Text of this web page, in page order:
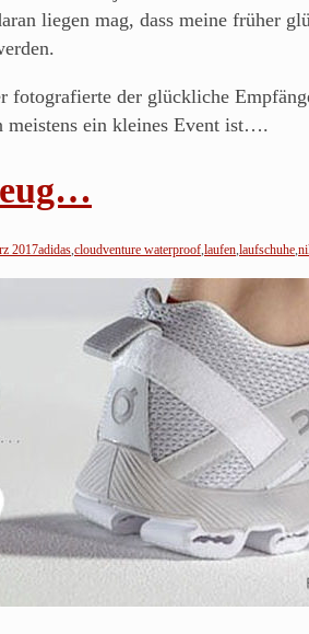
liegen mag, dass meine früher
der glückliche
meistens ein kleines Event ist….
2017adidas,cloudventure waterproof,laufen,laufschuhe,